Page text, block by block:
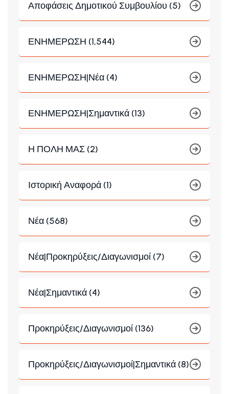
Αποφάσεις Δημοτικού Συμβουλίου (5)
ΕΝΗΜΕΡΩΣΗ (1,544)
ΕΝΗΜΕΡΩΣΗ|Νέα (4)
ΕΝΗΜΕΡΩΣΗ|Σημαντικά (13)
Η ΠΟΛΗ ΜΑΣ (2)
Ιστορική Αναφορά (1)
Νέα (568)
Νέα|Προκηρύξεις/Διαγωνισμοί (7)
Νέα|Σημαντικά (4)
Προκηρύξεις/Διαγωνισμοί (136)
Προκηρύξεις/Διαγωνισμοί|Σημαντικά (8)